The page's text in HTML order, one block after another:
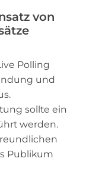
von
Polling
und
sollte ein
werden.
Publikum